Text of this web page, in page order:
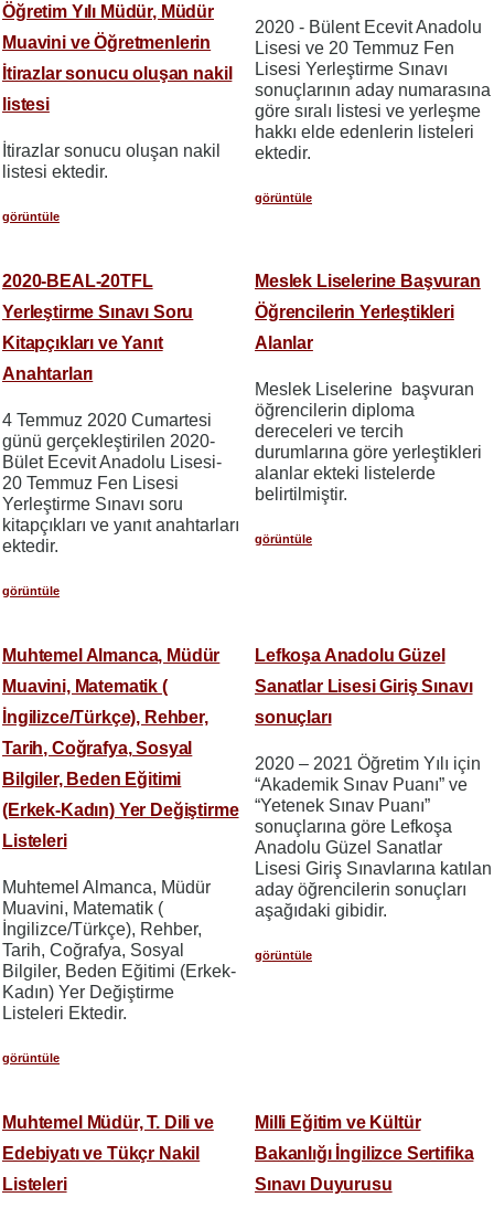
Öğretim Yılı Müdür, Müdür
Muavini ve Öğretmenlerin
İtirazlar sonucu oluşan nakil
listesi
İtirazlar sonucu oluşan nakil
listesi ektedir.
görüntüle
2020 - Bülent Ecevit Anadolu
Lisesi ve 20 Temmuz Fen
Lisesi Yerleştirme Sınavı
sonuçlarının aday numarasına
göre sıralı listesi ve yerleşme
hakkı elde edenlerin listeleri
ektedir.
görüntüle
2020-BEAL-20TFL
Yerleştirme Sınavı Soru
Kitapçıkları ve Yanıt
Anahtarları
4 Temmuz 2020 Cumartesi
günü gerçekleştirilen 2020-
Bület Ecevit Anadolu Lisesi-
20 Temmuz Fen Lisesi
Yerleştirme Sınavı soru
kitapçıkları ve yanıt anahtarları
ektedir.
görüntüle
Meslek Liselerine Başvuran
Öğrencilerin Yerleştikleri
Alanlar
Meslek Liselerine başvuran
öğrencilerin diploma
dereceleri ve tercih
durumlarına göre yerleştikleri
alanlar ekteki listelerde
belirtilmiştir.
görüntüle
Muhtemel Almanca, Müdür
Muavini, Matematik (
İngilizce/Türkçe), Rehber,
Tarih, Coğrafya, Sosyal
Bilgiler, Beden Eğitimi
(Erkek-Kadın) Yer Değiştirme
Listeleri
Muhtemel Almanca, Müdür
Muavini, Matematik (
İngilizce/Türkçe), Rehber,
Tarih, Coğrafya, Sosyal
Bilgiler, Beden Eğitimi (Erkek-
Kadın) Yer Değiştirme
Listeleri Ektedir.
görüntüle
Lefkoşa Anadolu Güzel
Sanatlar Lisesi Giriş Sınavı
sonuçları
2020 – 2021 Öğretim Yılı için
“Akademik Sınav Puanı” ve
“Yetenek Sınav Puanı”
sonuçlarına göre Lefkoşa
Anadolu Güzel Sanatlar
Lisesi Giriş Sınavlarına katılan
aday öğrencilerin sonuçları
aşağıdaki gibidir.
görüntüle
Muhtemel Müdür, T. Dili ve
Edebiyatı ve Tükçr Nakil
Listeleri
Milli Eğitim ve Kültür
Bakanlığı İngilizce Sertifika
Sınavı Duyurusu